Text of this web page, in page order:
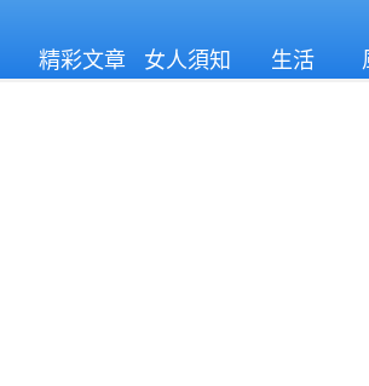
精彩文章 女人須知 生活